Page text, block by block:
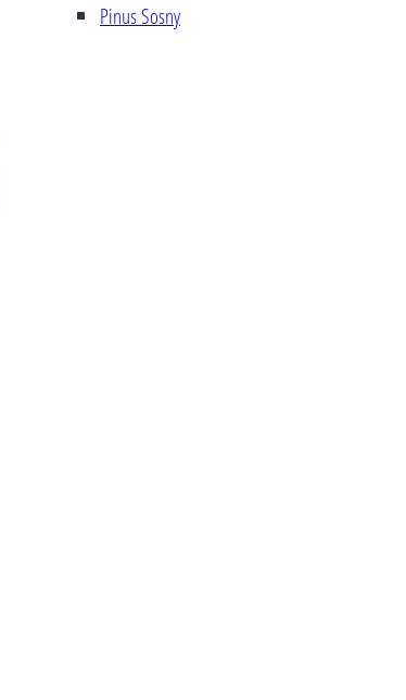
PinusSosny